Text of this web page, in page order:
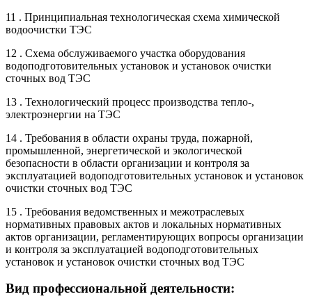
11 . Принципиальная технологическая схема химической
водоочистки ТЭС
12 . Схема обслуживаемого участка оборудования
водоподготовительных установок и установок очистки
сточных вод ТЭС
13 . Технологический процесс производства тепло-,
электроэнергии на ТЭС
14 . Требования в области охраны труда, пожарной,
промышленной, энергетической и экологической
безопасности в области организации и контроля за
эксплуатацией водоподготовительных установок и установок
очистки сточных вод ТЭС
15 . Требования ведомственных и межотраслевых
нормативных правовых актов и локальных нормативных
актов организации, регламентирующих вопросы организации
и контроля за эксплуатацией водоподготовительных
установок и установок очистки сточных вод ТЭС
Вид профессиональной деятельности: